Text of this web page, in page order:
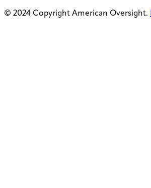
© 2024 Copyright American Oversight.